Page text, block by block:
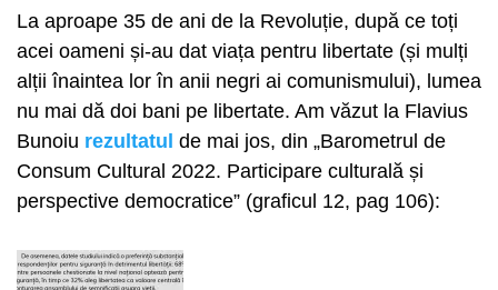
La aproape 35 de ani de la Revoluție, după ce toți
acei oameni și-au dat viața pentru libertate (și mulți
alții înaintea lor în anii negri ai comunismului), lumea
nu mai dă doi bani pe libertate. Am văzut la Flavius
Bunoiu rezultatul de mai jos, din „Barometrul de
Consum Cultural 2022. Participare culturală și
perspective democratice” (graficul 12, pag 106):